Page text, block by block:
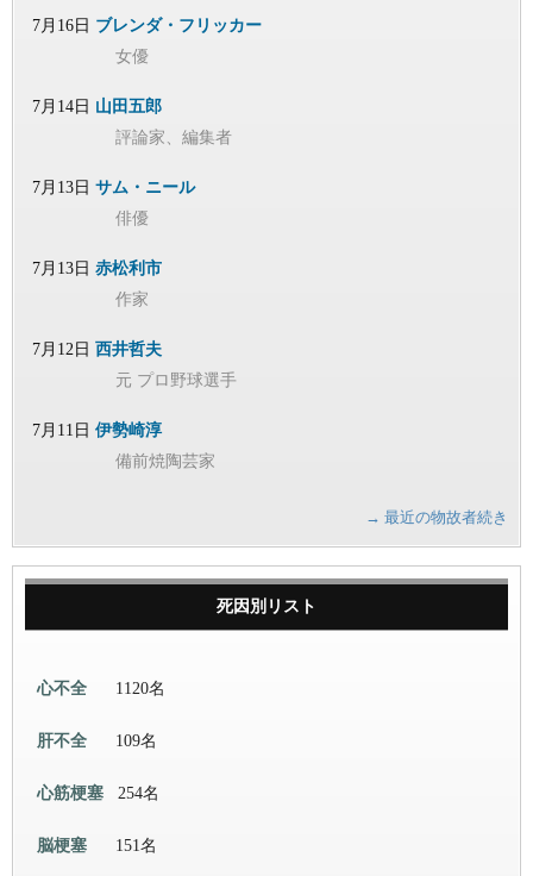
7月16日 ブレンダ・フリッカー
女優
7月14日 山田五郎
評論家、編集者
7月13日 サム・ニール
俳優
7月13日 赤松利市
作家
7月12日 西井哲夫
元 プロ野球選手
7月11日 伊勢崎淳
備前焼陶芸家
→ 最近の物故者続き
死因別リスト
心不全 1120名
肝不全 109名
心筋梗塞 254名
脳梗塞 151名